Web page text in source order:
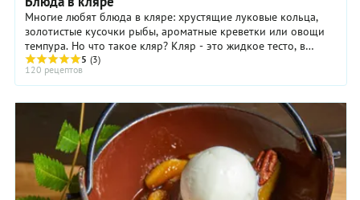
Многие любят блюда в кляре: хрустящие луковые кольца,
золотистые кусочки рыбы, ароматные креветки или овощи
темпура. Но что такое кляр? Кляр - это жидкое тесто, в
которое продукт обмакивается перед обжариванием.
Жарить продукты в кляре можно как во фритюре, так и
просто на сковороде в довольно большом количестве
растительного масла.
5 (3)
120 рецептов